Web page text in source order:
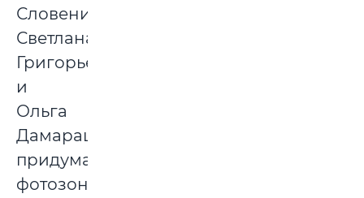
Словени
Светлана
Григорьева
и
Ольга
Дамарацкая
придумали
фотозону,